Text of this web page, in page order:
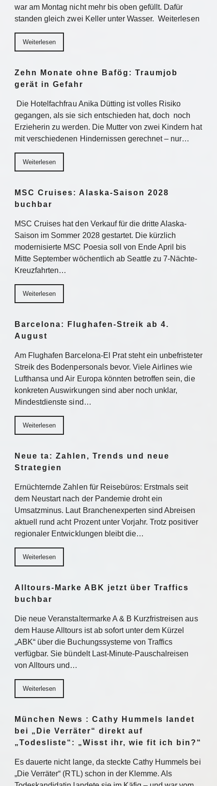
war am Montag nicht mehr bis oben gefüllt. Dafür
standen gleich zwei Keller unter Wasser. Weiterlesen
Weiterlesen
Zehn Monate ohne Bafög: Traumjob
gerät in Gefahr
Die Hotelfachfrau Anika Dütting ist volles Risiko
gegangen, als sie sich entschieden hat, doch noch
Erzieherin zu werden. Die Mutter von zwei Kindern hat
mit verschiedenen Hindernissen gerechnet – nur…
Weiterlesen
MSC Cruises: Alaska-Saison 2028
buchbar
MSC Cruises hat den Verkauf für die dritte Alaska-
Saison im Sommer 2028 gestartet. Die kürzlich
modernisierte MSC Poesia soll von Ende April bis
Mitte September wöchentlich ab Seattle zu 7-Nächte-
Kreuzfahrten…
Weiterlesen
Barcelona: Flughafen-Streik ab 4.
August
Am Flughafen Barcelona-El Prat steht ein unbefristeter
Streik des Bodenpersonals bevor. Viele Airlines wie
Lufthansa und Air Europa könnten betroffen sein, die
konkreten Auswirkungen sind aber noch unklar,
Mindestdienste sind…
Weiterlesen
Neue ta: Zahlen, Trends und neue
Strategien
Ernüchternde Zahlen für Reisebüros: Erstmals seit
dem Neustart nach der Pandemie droht ein
Umsatzminus. Laut Branchenexperten sind Abreisen
aktuell rund acht Prozent unter Vorjahr. Trotz positiver
regionaler Entwicklungen bleibt die…
Weiterlesen
Alltours-Marke ABK jetzt über Traffics
buchbar
Die neue Veranstaltermarke A & B Kurzfristreisen aus
dem Hause Alltours ist ab sofort unter dem Kürzel
„ABK“ über die Buchungssysteme von Traffics
verfügbar. Sie bündelt Last-Minute-Pauschalreisen
von Alltours und…
Weiterlesen
München News : Cathy Hummels landet
bei „Die Verräter“ direkt auf
„Todesliste“: „Wisst ihr, wie fit ich bin?“
Es dauerte nicht lange, da steckte Cathy Hummels bei
„Die Verräter“ (RTL) schon in der Klemme. Als